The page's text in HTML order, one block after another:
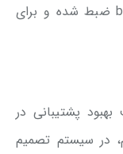
می‌شوند. اقدامات کاربران در سیستم bam ضبط شده و برای
پشتیبانی در
در سیستم تصمیم